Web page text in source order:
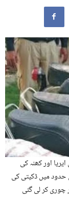
اور کھنہ کی
حدود میں ڈکیتی کی
چوری کر لی گئی